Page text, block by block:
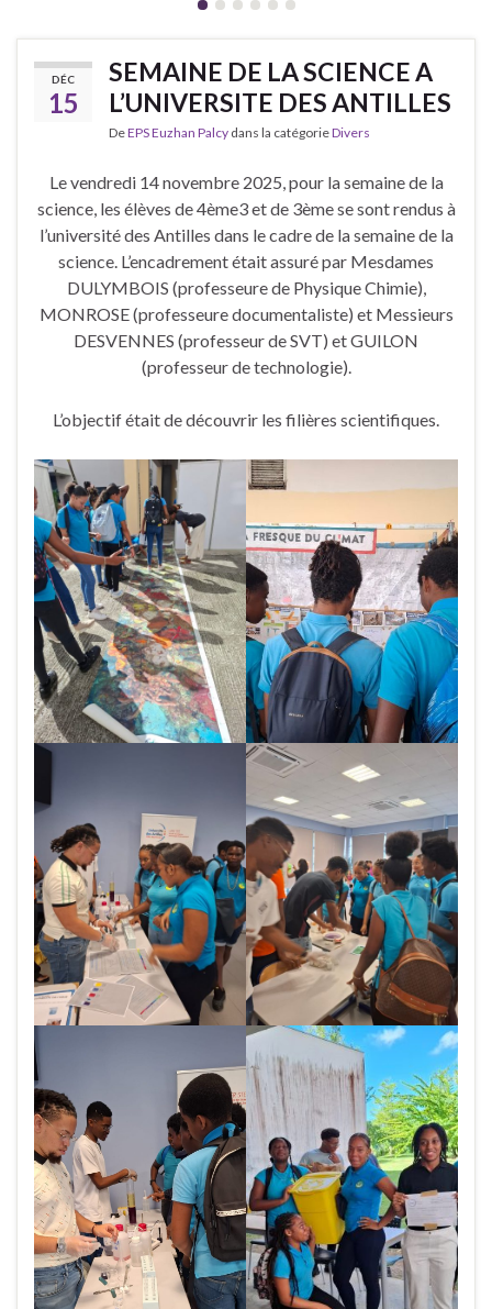
DÉC
15
SEMAINE DE LA SCIENCE A
L’UNIVERSITE DES ANTILLES
DeEPS Euzhan Palcy dans la catégorieDivers
Le vendredi 14 novembre 2025, pour la semaine de la
science, les élèves de 4ème3 et de 3ème se sont rendus à
l’université des Antilles dans le cadre de la semaine de la
science. L’encadrement était assuré par Mesdames
DULYMBOIS (professeure de Physique Chimie),
MONROSE (professeure documentaliste) et Messieurs
DESVENNES (professeur de SVT) et GUILON
(professeur de technologie).
L’objectif était de découvrir les filières scientifiques.